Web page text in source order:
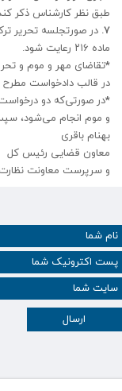
طبق نظر کارشناس ذکر کند و به
۷.
ماده ۲۱۶ رعایت شود.
*تقاضای مهر و موم و
در قالب دادخواست
*در صورتی‌که دو
و موم انجام می‌شود،
بهنام باقری
معاون قضایی رئیس کل
و سرپرست معاونت
ارسال